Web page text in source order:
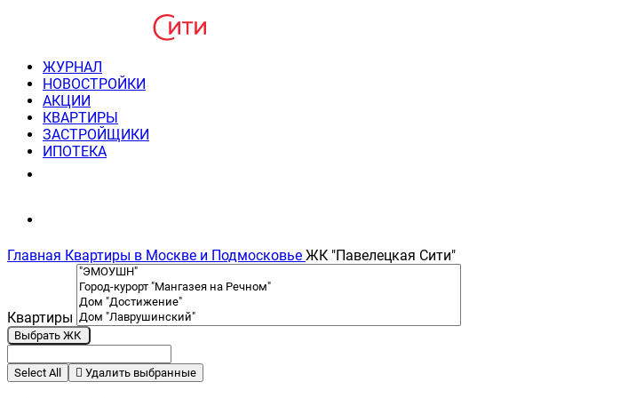
ЖУРНАЛ
НОВОСТРОЙКИ
АКЦИИ
КВАРТИРЫ
ЗАСТРОЙЩИКИ
ИПОТЕКА
Главная Квартиры в Москве и Подмосковье ЖК "Павелецкая Сити"
Квартиры
Выбрать ЖК
Select All Удалить выбранные